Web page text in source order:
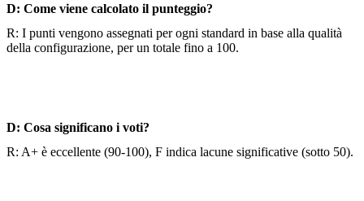
D: Come viene calcolato il punteggio?
R: I punti vengono assegnati per ogni standard in base alla qualità
della configurazione, per un totale fino a 100.
D: Cosa significano i voti?
R: A+ è eccellente (90-100), F indica lacune significative (sotto 50).